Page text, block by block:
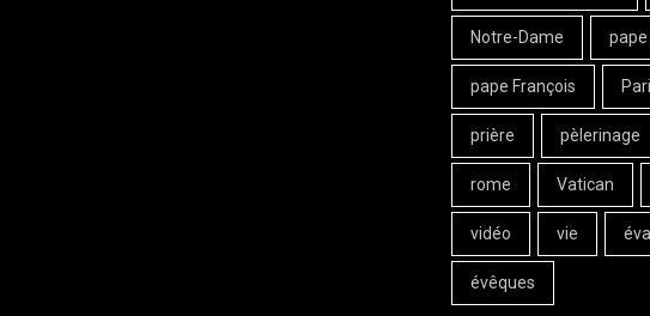
Notre-Dame pape
pape François
prière pèlerinage
rome Vatican
vidéo vie
évêques